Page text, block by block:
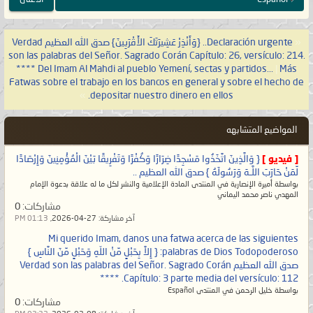
وَهُوَ بِكُلِّ شَيْءٍ عَلِيمٌ ﴿١٠١﴾ ذَٰلِكُمُ اللَّـهُ
رَبُّكُمْ ۖ لَا إِلَـٰهَ إِلَّا هُوَ ۖ خَالِقُ كُلِّ شَيْءٍ
فَاعْبُدُوهُ ۚ وَهُوَ عَلَىٰ كُلِّ شَيْءٍ وَكِيلٌ ﴿١٠٢﴾
لَّا تُدْرِكُهُ الْأَبْصَارُ وَهُوَ يُدْرِكُ الْأَبْصَارَ ۖ وَهُوَ
اللَّطِيفُ الْخَبِيرُ ﴿١٠٣﴾}
صدق الله
العظيم؟
إذًا لماذا تمّ تغيير هذه الصفة في عقيدة
الرؤية في عقائد كثيرٍ من المسلمين بِمَكرٍ
مِن الطاغوت وأوليائه بما يخالف لمُحكَم
كتاب الله؟ فهل تدرون لماذا؟ وذلك:لأنّه
إذا ثبتت هذه العقيدة فاستمرت ثابتةً في
قلوب المسلمين فسوف يعجز المسيح
الدجال عن فتنة المسلمين جميعًا وذلك لو
يعتقدون أنّ الله ربهم لا يُكلّمهم جهرةً بل
يُكَلّمهم تكليمًا مِن وراء الحجاب، ولكنّ
«
Declaración urgente.. {وَأَنْذِرْ عَشِيرَتَكَ الأَقْرَبِينَ} صدق الله العظيم Verdad
son las palabras del Señor. Sagrado Corán Capítulo: 26, versículo: 214.
**** Del Imam Al Mahdi al pueblo Yemení, sectas y partidos...
Más
Fatwas sobre el trabajo en los bancos en general y sobre el hecho de
depositar nuestro dinero en ellos.
»
المواضيع المتشابهه
[ فيديو ] { وَالَّذِينَ اتَّخَذُوا مَسْجِدًا ضِرَارًا وَكُفْرًا وَتَفْرِيقًا بَيْنَ الْمُؤْمِنِينَ وَإِرْصَادًا
لِّمَنْ حَارَبَ اللَّـهَ وَرَسُولَهُ } صدق الله العظيم ..
بواسطة أميرة الإنصارية في المنتدى المادة الإعلامية والنشر لكل ما له علاقة بدعوة الإمام
المهدي ناصر محمد اليماني
مشاركات:
آخر مشاركة: 01:13 PM
Mi querido Imam, danos una fatwa acerca de las siguientes
palabras de Dios Todopoderoso: { إِلاَّ بِحَبْلٍ مِّنْ اللّهِ وَحَبْلٍ مِّنَ النَّاسِ }
صدق الله العظيم Verdad son las palabras del Señor. Sagrado Corán
Capítulo: 3 parte media del versículo: 112. ****
بواسطة خليل الرحمن في المنتدى Español
مشاركات: